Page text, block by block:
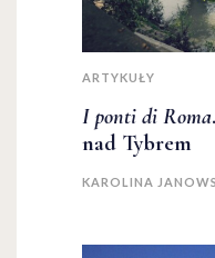
ARTYKUŁY
I ponti di Roma
nad Tybrem
KAROLINA